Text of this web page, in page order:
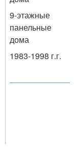
9-этажные
панельные
дома
1983-1998 г.г.